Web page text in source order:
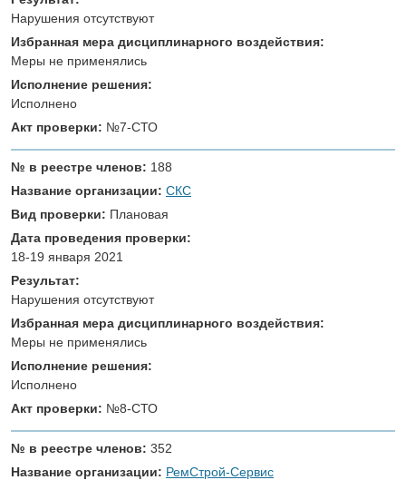
Нарушения отсутствуют
Избранная мера дисциплинарного воздействия:
Меры не применялись
Исполнение решения:
Исполнено
Акт проверки: №7-СТО
№ в реестре членов: 188
Название организации: СКС
Вид проверки: Плановая
Дата проведения проверки:
18-19 января 2021
Результат:
Нарушения отсутствуют
Избранная мера дисциплинарного воздействия:
Меры не применялись
Исполнение решения:
Исполнено
Акт проверки: №8-СТО
№ в реестре членов: 352
Название организации: РемСтрой-Сервис